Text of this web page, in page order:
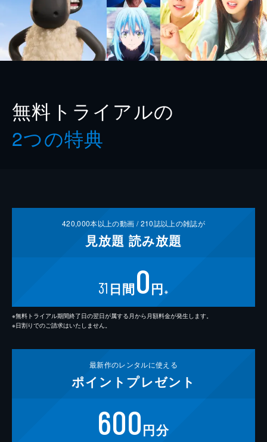
無料トライアルの
2つの特典
420,000本以上の動画 /210誌以上の雑誌が
見放題 読み放題
31 日間0円 ※
※無料トライアル期間終了日の翌日が属する月から月額料金が発生します。
※日割りでのご請求はいたしません。
最新作のレンタルに使える
ポイント プレゼント
600円分